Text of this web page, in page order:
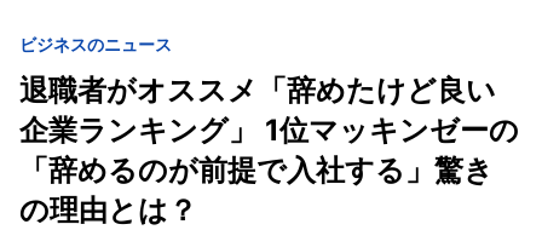
ビジネスのニュース
退職者がオススメ「辞めたけど良い
企業ランキング」 1位マッキンゼーの
「辞めるのが前提で入社する」驚き
の理由とは？